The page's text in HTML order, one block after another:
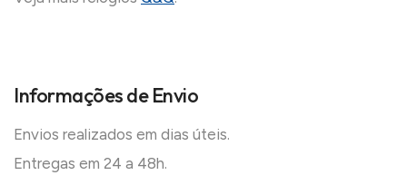
Informações de Envio
Envios realizados em dias úteis.
Entregas em 24 a 48h.